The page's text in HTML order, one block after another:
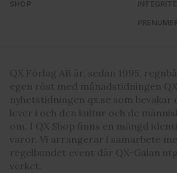
SHOP
QX Förlag AB är, sedan 1995,
egen röst med månadstidningen
nyhetstidningen qx.se som bevakar
lever i och den kultur och de
om. I QX Shop finns en mängd
varor. Vi arrangerar i samarbete
regelbundet event där QX-Galan
verket.